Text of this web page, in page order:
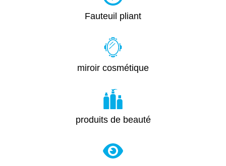
Fauteuil pliant
miroir cosmétique
produits de beauté